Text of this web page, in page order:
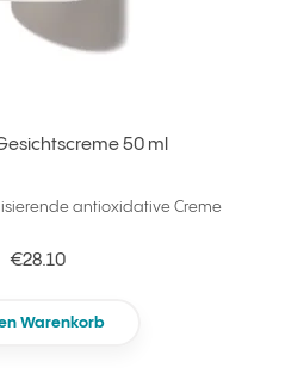
50 ml
antioxidative Creme
€28.10
Warenkorb